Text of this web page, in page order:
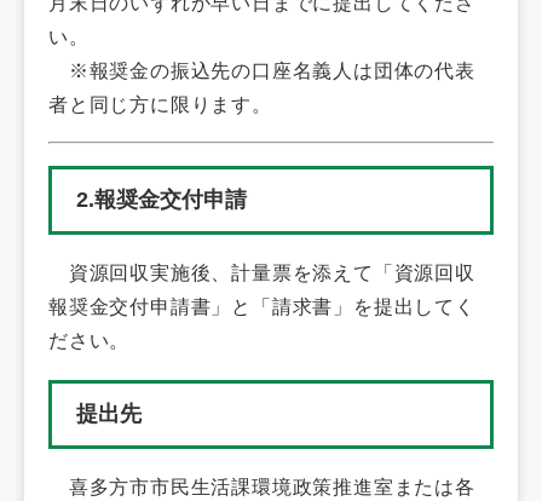
い。
※報奨金の振込先の口座名義人は団体の代表
者と同じ方に限ります。
2.報奨金交付申請
資源回収実施後、計量票を添えて「資源回収
報奨金交付申請書」と「請求書」を提出してく
ださい。
提出先
喜多方市市民生活課環境政策推進室または各